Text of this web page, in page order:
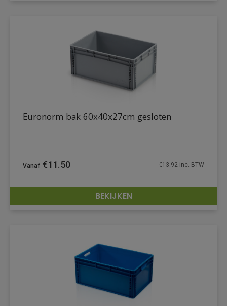
DETAILS
Euronorm bak 60x40x27cm gesloten
€11.50 €13.92 inc. BTW
BEKIJKEN